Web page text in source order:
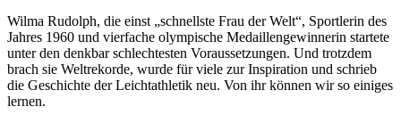
Wilma Rudolph, die einst „schnellste Frau der Welt“, Sportlerin des
Jahres 1960 und vierfache olympische Medaillengewinnerin startete
unter den denkbar schlechtesten Voraussetzungen. Und trotzdem
brach sie Weltrekorde, wurde für viele zur Inspiration und schrieb
die Geschichte der Leichtathletik neu. Von ihr können wir so einiges
lernen.